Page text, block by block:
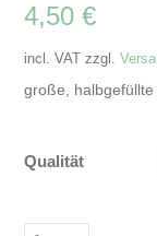
4,50€
incl. VAT zzgl.
große,
Qualität